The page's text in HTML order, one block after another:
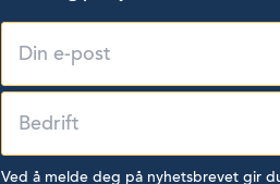
Ved å melde deg på nyhetsbrevet gir